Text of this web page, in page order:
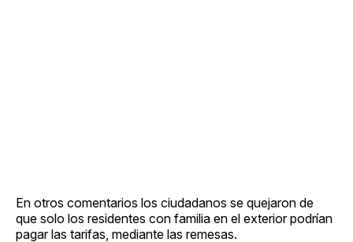
En otros comentarios los ciudadanos se quejaron de
que solo los residentes con familia en el exterior podrían
pagar las tarifas, mediante las remesas.